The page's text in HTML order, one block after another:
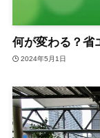
何が変わる？省
2024年5月1日